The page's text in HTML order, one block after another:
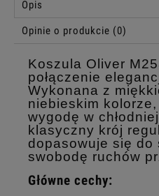
Opis
Opinie o produkcie (0)
Koszula Oliver
połączenie
Wykonana z
niebieskim
wygodę w
klasyczny krój
dopasowuje się do
swobodę ruchów
Główne cechy: